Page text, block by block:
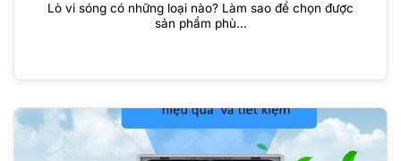
Lò vi sóng có những loại nào? Làm sao để chọn được
sản phẩm phù...